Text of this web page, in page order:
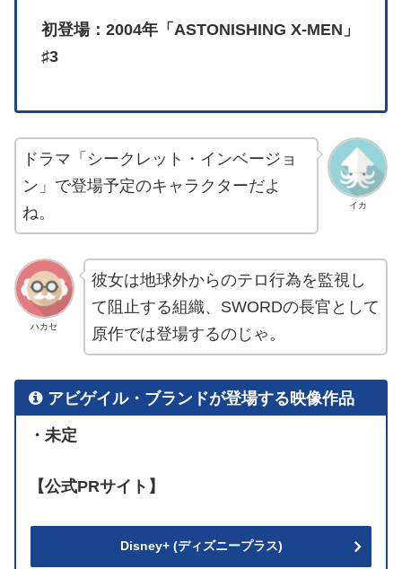
初登場：2004年「ASTONISHING X-MEN」
♯3
イカ
ドラマ「シークレット・インベージョ
ン」で登場予定のキャラクターだよ
ね。
ハカセ
彼女は地球外からのテロ行為を監視し
て阻止する組織、SWORDの長官として
原作では登場するのじゃ。
アビゲイル・ブランドが登場する映像作品
・未定
【公式PRサイト】
Disney+ (ディズニープラス)